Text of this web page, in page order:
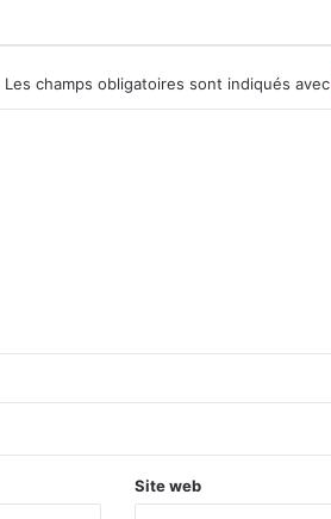
Les champs obligatoires sont indiqués avec
Site web